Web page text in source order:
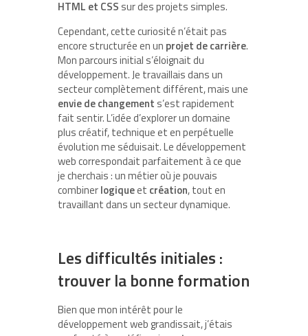
HTML et CSS sur des projets simples.
Cependant, cette curiosité n’était pas
encore structurée en un projet de carrière.
Mon parcours initial s’éloignait du
développement. Je travaillais dans un
secteur complètement différent, mais une
envie de changement s’est rapidement
fait sentir. L’idée d’explorer un domaine
plus créatif, technique et en perpétuelle
évolution me séduisait. Le développement
web correspondait parfaitement à ce que
je cherchais : un métier où je pouvais
combinerlogiqueet création, tout en
travaillant dans un secteur dynamique.
Les difficultés initiales :
trouver la bonne formation
Bien que mon intérêt pour le
développement web grandissait, j’étais